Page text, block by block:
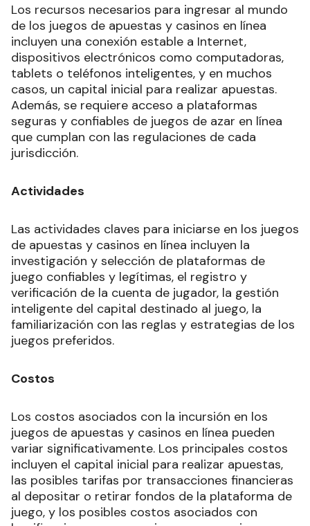
Los recursos necesarios para ingresar al mundo
de los juegos de apuestas y casinos en línea
incluyen una conexión estable a Internet,
dispositivos electrónicos como computadoras,
tablets o teléfonos inteligentes, y en muchos
casos, un capital inicial para realizar apuestas.
Además, se requiere acceso a plataformas
seguras y confiables de juegos de azar en línea
que cumplan con las regulaciones de cada
jurisdicción.
Actividades
Las actividades claves para iniciarse en los juegos
de apuestas y casinos en línea incluyen la
investigación y selección de plataformas de
juego confiables y legítimas, el registro y
verificación de la cuenta de jugador, la gestión
inteligente del capital destinado al juego, la
familiarización con las reglas y estrategias de los
juegos preferidos.
Costos
Los costos asociados con la incursión en los
juegos de apuestas y casinos en línea pueden
variar significativamente. Los principales costos
incluyen el capital inicial para realizar apuestas,
las posibles tarifas por transacciones financieras
al depositar o retirar fondos de la plataforma de
juego, y los posibles costos asociados con